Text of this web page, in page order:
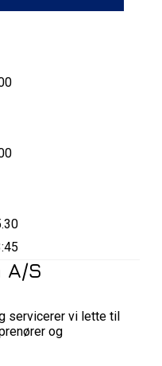
S
servicerer vi lette til
og